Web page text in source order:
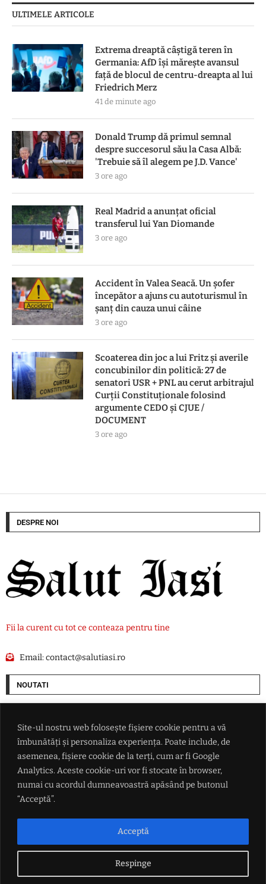
Site-ul nostru web folosește fișiere cookie pentru a vă
îmbunătăți și personaliza experiența. Poate include, de
asemenea, fișiere cookie de la terți, cum ar fi Google
Analytics. Aceste cookie-uri vor fi stocate în browser,
numai cu acordul dumneavoastră apăsând pe butonul
“Acceptă”.
Respinge
Acceptă
ULTIMELE ARTICOLE
Extrema dreaptă câștigă teren în
Germania: AfD își mărește avansul
față de blocul de centru-dreapta al lui
Friedrich Merz
41 de minute ago
Donald Trump dă primul semnal
despre succesorul său la Casa Albă:
'Trebuie să îl alegem pe J.D. Vance'
3 ore ago
Real Madrid a anunțat oficial
transferul lui Yan Diomande
3 ore ago
Accident în Valea Seacă. Un șofer
începător a ajuns cu autoturismul în
șanț din cauza unui câine
3 ore ago
Scoaterea din joc a lui Fritz și averile
concubinilor din politică: 27 de
senatori USR + PNL au cerut arbitrajul
Curții Constituționale folosind
argumente CEDO și CJUE /
DOCUMENT
3 ore ago
DESPRE NOI
Fii la curent cu tot ce conteaza pentru tine
Email:contact@salutiasi.ro
NOUTATI
față de blocul de centru-dreapta al lui Friedrich Merz
Donald Trump dă primul semnal despre succesorul său la Casa Albă:
'Trebuie să îl alegem pe J.D. Vance'
Real Madrid a anunțat oficial transferul lui Yan Diomande
Accident în Valea Seacă. Un șofer începător a ajuns cu autoturismul în